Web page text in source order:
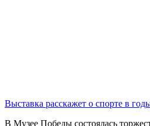
Выставка расскажет о спорте в
В Музее Победы состоялась